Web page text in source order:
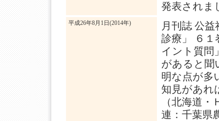
発表されま
平成26年8月1日(2014年)
月刊誌 公
診療」 ６
イント質問
があると聞
明な点が多
知見があれ
（北海道
連：千葉県